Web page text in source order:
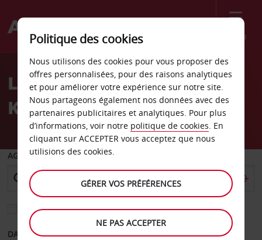
Menu
Welcome
AvisLocation de voiture
Kralendijk
AGENCE DE DÉPART
Sélectionnez une autre agence de retour
DATE DE DÉPART DATE DE RETOUR
Politique des cookies
Nous utilisons des cookies pour vous proposer des
offres personnalisées, pour des raisons analytiques
et pour améliorer votre expérience sur notre site.
Nous partageons également nos données avec des
partenaires publicitaires et analytiques. Pour plus
d’informations, voir notre politique de cookies. En
cliquant sur ACCEPTER vous acceptez que nous
utilisions des cookies.
GÉRER VOS PRÉFÉRENCES
NE PAS ACCEPTER